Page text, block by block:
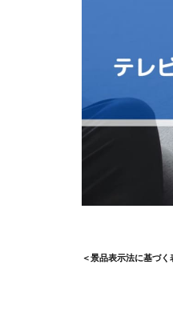
＜景品表示法に基づ